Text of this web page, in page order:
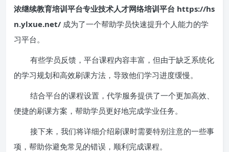
浓继续教育培训平台专业技术人才网络培训平台 https://hs
n.ylxue.net/ 成为了一个帮助学员快速提升个人能力的学
习平台。
有些学员反馈，平台课程内容丰富，但由于缺乏系统化
的学习规划和高效刷课方法，导致他们学习进度缓慢。
结合平台的课程设置，代学服务提供了一个更加高效、
便捷的刷课方案，帮助学员更好地完成学业任务。
接下来，我们将详细介绍刷课时需要特别注意的一些事
项，帮助你避免常见的错误，顺利完成课程。